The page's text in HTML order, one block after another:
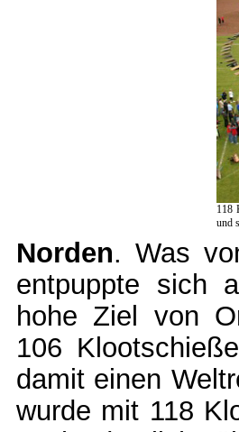
118
und
Norden. Was
entpuppte sich
hohe Ziel von
106
damit einen
wurde mit 118